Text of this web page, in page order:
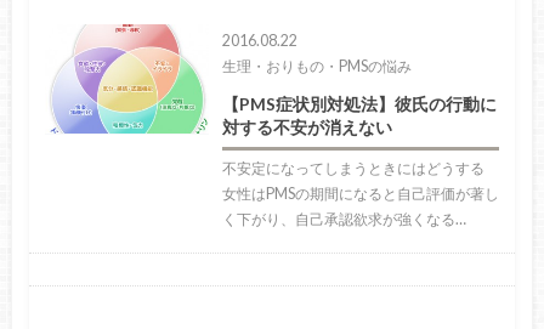
2016.08.22
生理・おりもの・PMSの悩み
【PMS症状別対処法】彼氏の行動に
対する不安が消えない
不安定になってしまうときにはどうする
女性はPMSの期間になると自己評価が著し
く下がり、自己承認欲求が強くなる…